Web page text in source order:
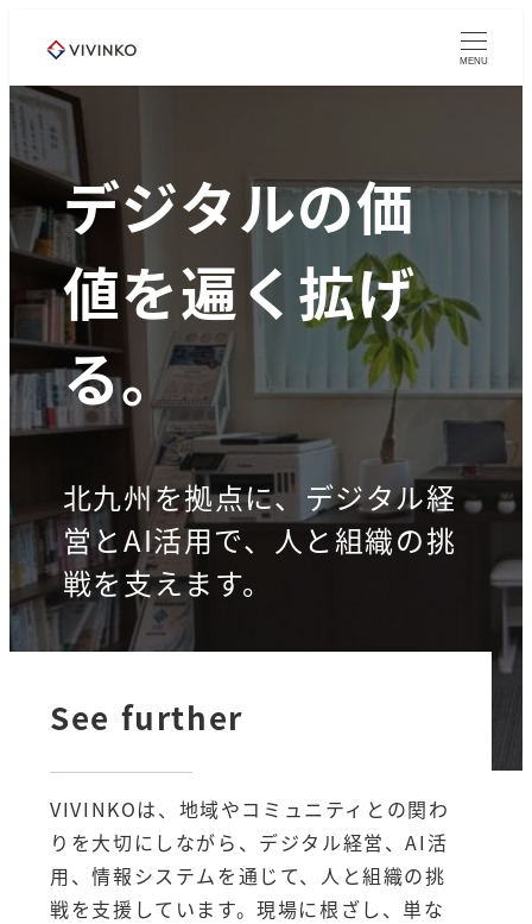
ン
ン
ン
ツ
へ
MENU
デジタルの価
値を遍く拡げ
る。
北九州を拠点に、デジタル経
営とAI活用で、 人と組織の挑
戦を支えます。
See further
VIVINKOは、地域やコミュニティとの関わ
りを大切にしながら、デジタル経営、AI活
用、情報システムを通じて、人と組織の挑
戦を支援しています。現場に根ざし、単な